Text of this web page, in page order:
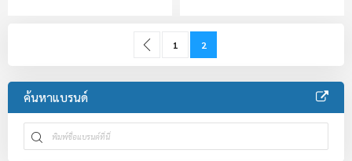
Page
Page
Previous
Page
1 You're currently reading page
2
ค้นหาแบรนด์